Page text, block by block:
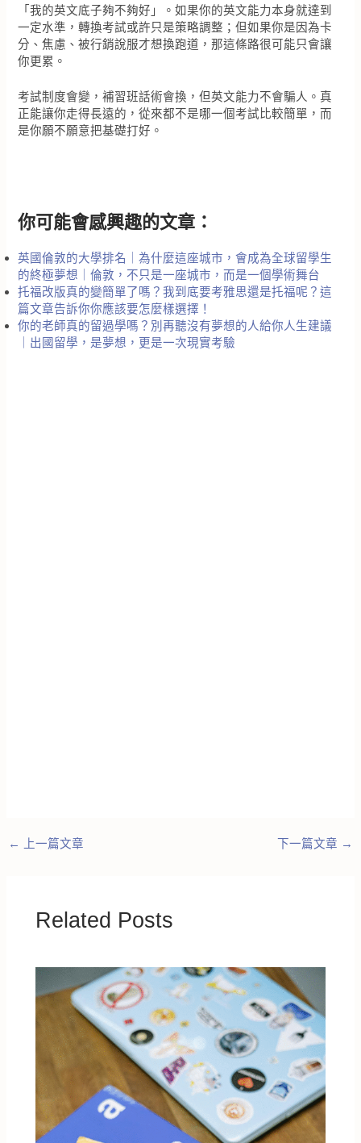
「我的英文底子夠不夠好」。如果你的英文能力本身就達到
一定水準，轉換考試或許只是策略調整；但如果你是因為卡
分、焦慮、被行銷說服才想換跑道，那這條路很可能只會讓
你更累。
考試制度會變，補習班話術會換，但英文能力不會騙人。真
正能讓你走得長遠的，從來都不是哪一個考試比較簡單，而
是你願不願意把基礎打好。
你可能會感興趣的文章：
英國倫敦的大學排名｜為什麼這座城市，會成為全球留學生
的終極夢想｜倫敦，不只是一座城市，而是一個學術舞台
托福改版真的變簡單了嗎？我到底要考雅思還是托福呢？這
篇文章告訴你你應該要怎麼樣選擇！
你的老師真的留過學嗎？別再聽沒有夢想的人給你人生建議
｜出國留學，是夢想，更是一次現實考驗
← 上一篇文章 下一篇文章 →
Related Posts